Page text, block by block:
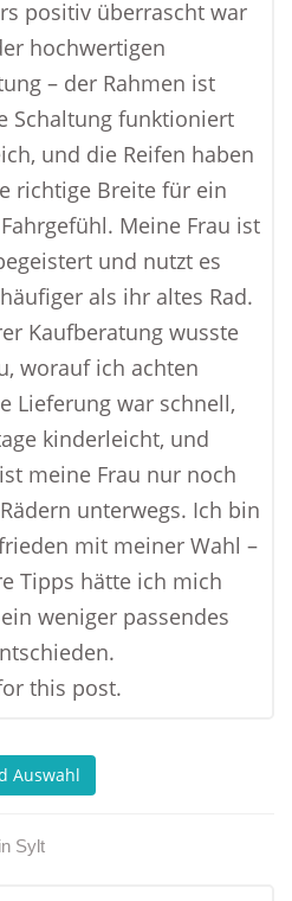
positiv überrascht war
hochwertigen
– der Rahmen ist
Schaltung funktioniert
und die Reifen haben
richtige Breite für ein
Meine Frau ist
und nutzt es
als ihr altes Rad.
Kaufberatung wusste
worauf ich achten
Lieferung war schnell,
kinderleicht, und
meine Frau nur noch
unterwegs. Ich bin
mit meiner Wahl –
Tipps hätte ich mich
weniger passendes
this post.
Auswahl
Sylt